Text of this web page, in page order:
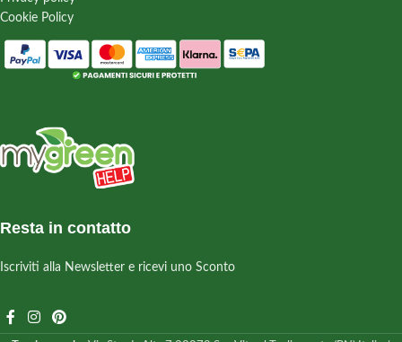
Cookie Policy
Resta in contatto
Iscriviti alla Newsletter e ricevi uno Sconto